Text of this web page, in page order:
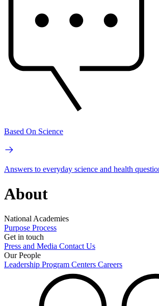
Based On Science
Answers to everyday science and health
About
National Academies
Purpose Process
Get in touch
Press and Media Contact Us
Our People
Leadership Program Centers Careers